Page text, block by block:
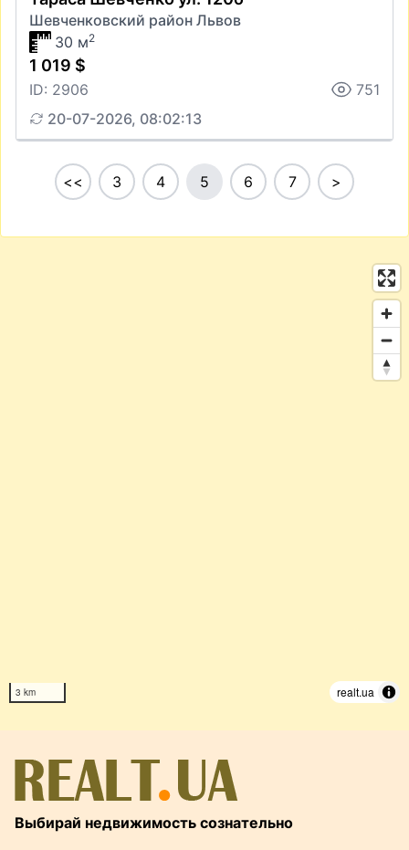
Шевченковский район Львов
30 м2
1 019 $
ID: 2906
751
20-07-2026, 08:02:13
<< 3 4 5 6 7 >
3 km realt.ua
Выбирай недвижимость сознательно